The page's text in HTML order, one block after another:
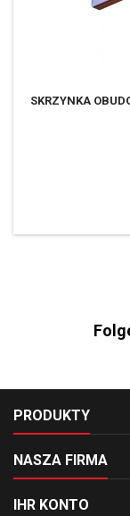
SKRZYNKA
PRODUKTY
NASZA FIRMA
IHR KONTO